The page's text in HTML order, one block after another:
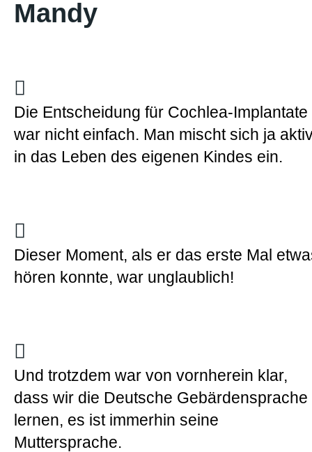
Mandy
Die Entscheidung für Cochlea-Implantate
war nicht einfach. Man mischt sich ja
in das Leben des eigenen Kindes ein.
Dieser Moment, als er das erste Mal
hören konnte, war unglaublich!
Und trotzdem war von vornherein klar,
dass wir die Deutsche Gebärdensprache
lernen, es ist immerhin seine
Muttersprache.